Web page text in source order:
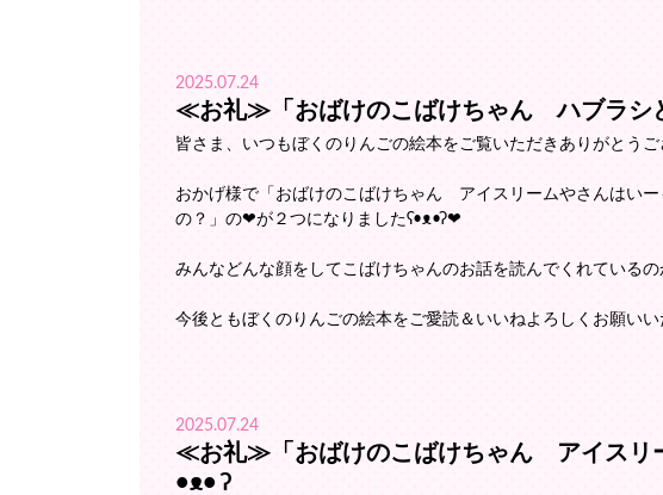
2025.07.24
≪お礼≫「おばけのこばけちゃん ハブラシ
おかげ様で「おばけのこばけちゃん アイスリームやさんはい
の？」の❤が２つになりましたʕ•ᴥ•ʔ❤
みんなどんな顔をしてこばけちゃんのお話を読んでくれている
今後ともぼくのりんごの絵本をご愛読＆いいねよろしくお願い
2025.07.24
≪お礼≫「おばけのこばけちゃん アイスリ
•ᴥ• ʔ